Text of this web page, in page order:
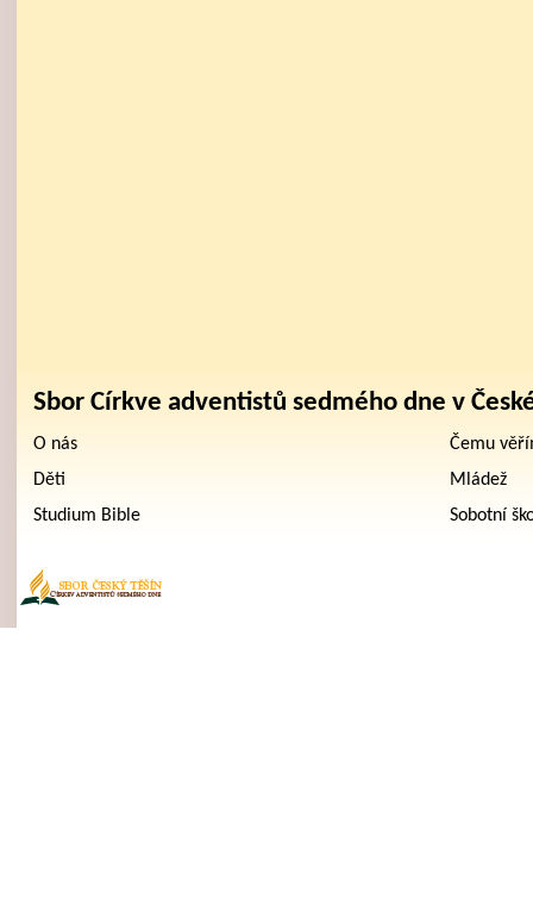
Sbor Církve adventistů sedmého dne v
O nás
Čemu
Děti
Mládež
Studium Bible
Sobotní